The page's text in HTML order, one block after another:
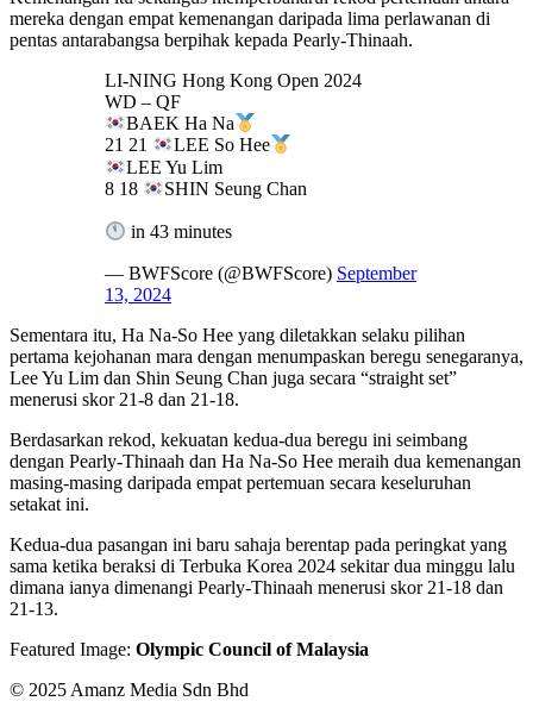
mereka dengan empat kemenangan daripada lima perlawanan di
pentas antarabangsa berpihak kepada Pearly-Thinaah.
LI-NING Hong Kong Open 2024
WD – QF
BAEK Ha Na
21 21
LEE So Hee
LEE Yu Lim
8 18
SHIN Seung Chan
in 43 minutes
— BWFScore (@BWFScore) September
13, 2024
Sementara itu, Ha Na-So Hee yang diletakkan selaku pilihan
pertama kejohanan mara dengan menumpaskan beregu senegaranya,
Lee Yu Lim dan Shin Seung Chan juga secara “straight set”
menerusi skor 21-8 dan 21-18.
Berdasarkan rekod, kekuatan kedua-dua beregu ini seimbang
dengan Pearly-Thinaah dan Ha Na-So Hee meraih dua kemenangan
masing-masing daripada empat pertemuan secara keseluruhan
setakat ini.
Kedua-dua pasangan ini baru sahaja berentap pada peringkat yang
sama ketika beraksi di Terbuka Korea 2024 sekitar dua minggu lalu
dimana ianya dimenangi Pearly-Thinaah menerusi skor 21-18 dan
21-13.
Featured Image: Olympic Council of Malaysia
© 2025 Amanz Media Sdn Bhd